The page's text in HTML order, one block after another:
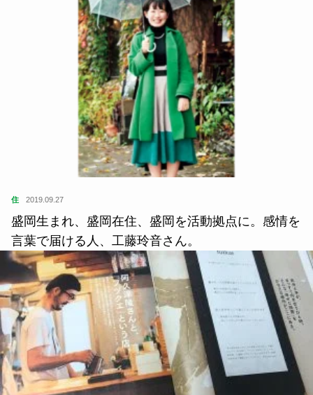
住 2019.09.27
盛岡生まれ、盛岡在住、盛岡を活動拠点に。感情を
言葉で届ける人、工藤玲音さん。